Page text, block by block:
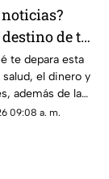
destino de tu
este viernes
te depara esta
salud, el dinero y
además de la
guiar tus
09:08 a. m.